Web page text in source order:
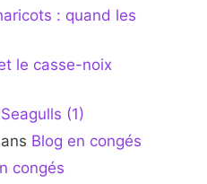
: quand les
le casse-noix
Seagulls (1)
Blog en congés
congés